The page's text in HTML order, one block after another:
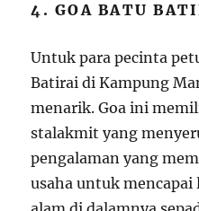
4. GOA BATU
Untuk para pecinta
Batirai di Kampung
menarik. Goa ini
stalakmit yang
pengalaman yang
usaha untuk